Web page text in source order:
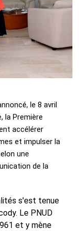
le 8 avril
la Première
accélérer
et impulser la
une
de la
s'est tenue
Le PNUD
et y mène